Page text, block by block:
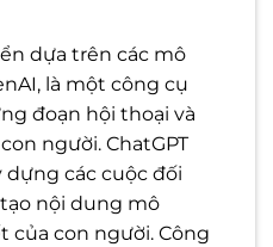
dựa trên các mô
là một công cụ
đoạn hội thoại và
người. ChatGPT
dựng các cuộc đối
nội dung mô
của con người. Công